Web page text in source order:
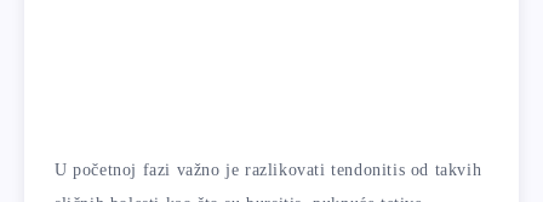
U početnoj fazi važno je razlikovati tendonitis od takvih